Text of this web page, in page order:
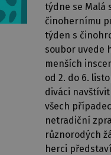
týdne se Malá
činohernímu
týden s
soubor uvede
menších
od 2. do 6.
diváci
všech
netradiční
různorodých
herci